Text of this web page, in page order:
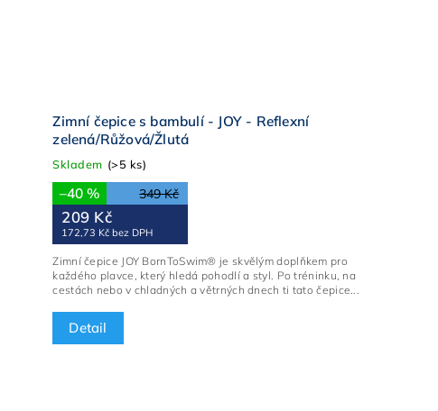
Zimní čepice s bambulí - JOY - Reflexní
zelená/Růžová/Žlutá
Skladem (>5 ks)
349 Kč
–40 %
209 Kč
172,73 Kč bez DPH
Detail
Zimní čepice JOY BornToSwim® je skvělým doplňkem pro
každého plavce, který hledá pohodlí a styl. Po tréninku, na
cestách nebo v chladných a větrných dnech ti tato čepice...